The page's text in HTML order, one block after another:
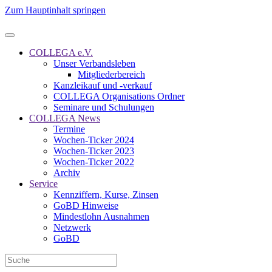
Zum Hauptinhalt springen
COLLEGA e.V.
Unser Verbandsleben
Mitgliederbereich
Kanzleikauf und -verkauf
COLLEGA Organisations Ordner
Seminare und Schulungen
COLLEGA News
Termine
Wochen-Ticker 2024
Wochen-Ticker 2023
Wochen-Ticker 2022
Archiv
Service
Kennziffern, Kurse, Zinsen
GoBD Hinweise
Mindestlohn Ausnahmen
Netzwerk
GoBD